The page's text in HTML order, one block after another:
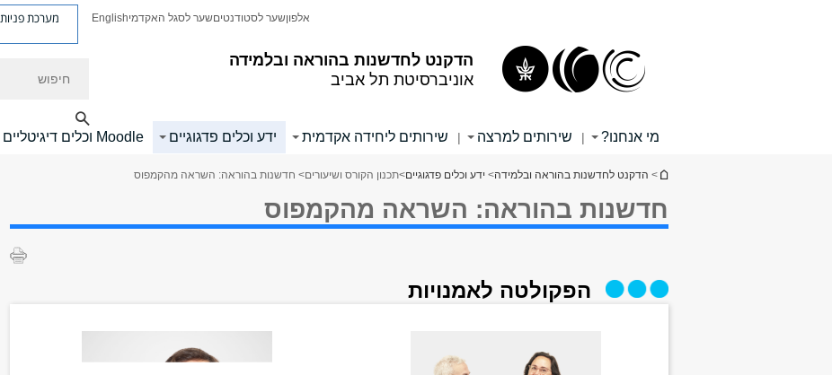
הדקנט לחדשנות בהוראה ובלמידה
אוניברסיטת תל אביב
אלפוןשער לסטודנטיםשער לסגל האקדמיEnglish מערכת פניות
מי אנחנו? | שירותים למרצה | שירותים ליחידה אקדמית ידע וכלים פדגוגיים Moodle וכלים דיגיטליים
הינך נמצא כאן
> הדקנט לחדשנות בהוראה ובלמידה> ידע וכלים פדגוגיים>תכנון הקורס ושיעורים> חדשנות בהוראה: השראה מהקמפוס
חדשנות בהוראה: השראה מהקמפוס
הפקולטה לאמנויות